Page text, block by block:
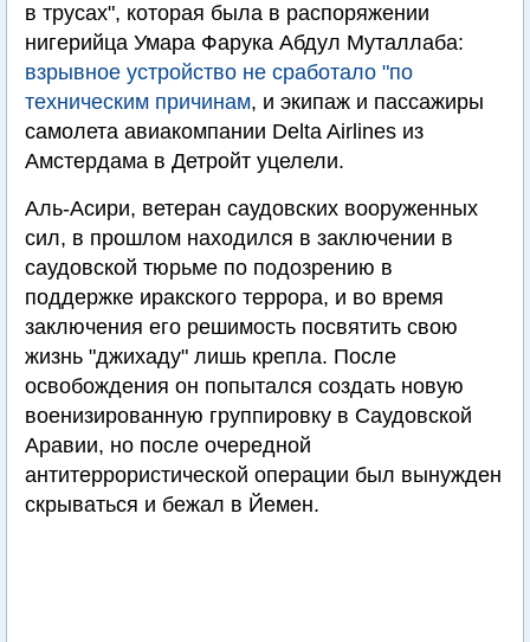
в трусах", которая была в распоряжении
нигерийца Умара Фарука Абдул Муталлаба:
взрывное устройство не сработало "по
техническим причинам, и экипаж и пассажиры
самолета авиакомпании Delta Airlines из
Амстердама в Детройт уцелели.
Аль-Асири, ветеран саудовских вооруженных
сил, в прошлом находился в заключении в
саудовской тюрьме по подозрению в
поддержке иракского террора, и во время
заключения его решимость посвятить свою
жизнь "джихаду" лишь крепла. После
освобождения он попытался создать новую
военизированную группировку в Саудовской
Аравии, но после очередной
антитеррористической операции был вынужден
скрываться и бежал в Йемен.